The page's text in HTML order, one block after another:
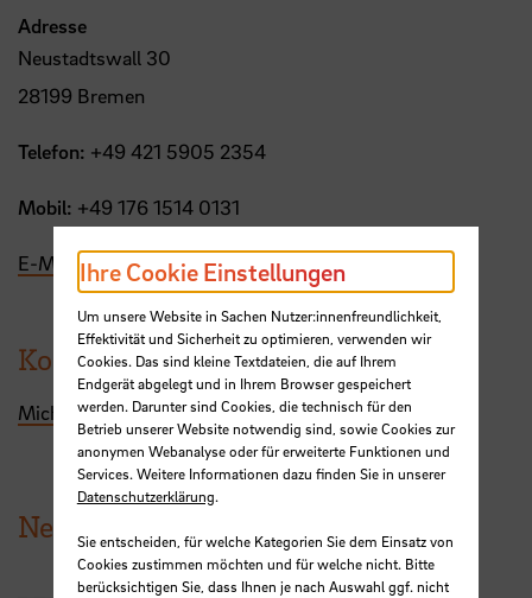
Adresse
Neustadtswall 30
28199 Bremen
Telefon: +49 421 5905 2354
Mobil: +49 176 1514 0131
E-Mail
Kontakt per E-Mail
Michael.Seegelcken-Kuhn(at)hs-bremen.de
News aus der HSB
Ihre Cookie Einstellungen
Um unsere Website in Sachen Nutzer:innenfreundlichkeit,
Effektivität und Sicherheit zu optimieren, verwenden wir
Cookies. Das sind kleine Textdateien, die auf Ihrem
Endgerät abgelegt und in Ihrem Browser gespeichert
werden. Darunter sind Cookies, die technisch für den
Betrieb unserer Website notwendig sind, sowie Cookies zur
anonymen Webanalyse oder für erweiterte Funktionen und
Services. Weitere Informationen dazu finden Sie in unserer
Datenschutzerklärung.
Sie entscheiden, für welche Kategorien Sie dem Einsatz von
Cookies zustimmen möchten und für welche nicht. Bitte
berücksichtigen Sie, dass Ihnen je nach Auswahl ggf. nicht